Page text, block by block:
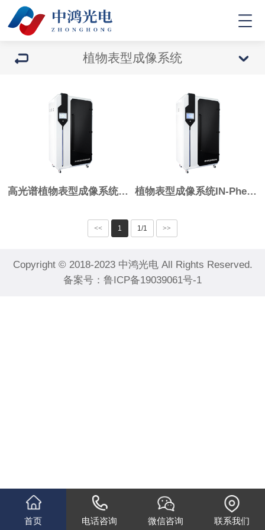
植物表型成像系统
高光谱植物表型成像系统IN-Pheno200 植物表型成像系统IN-Pheno50
<< 1 1/1 >>
Copyright © 2018-2023 中鸿光电 All Rights Reserved.
备案号： 鲁ICP备19039061号-1
首页 电话咨询 微信咨询 联系我们